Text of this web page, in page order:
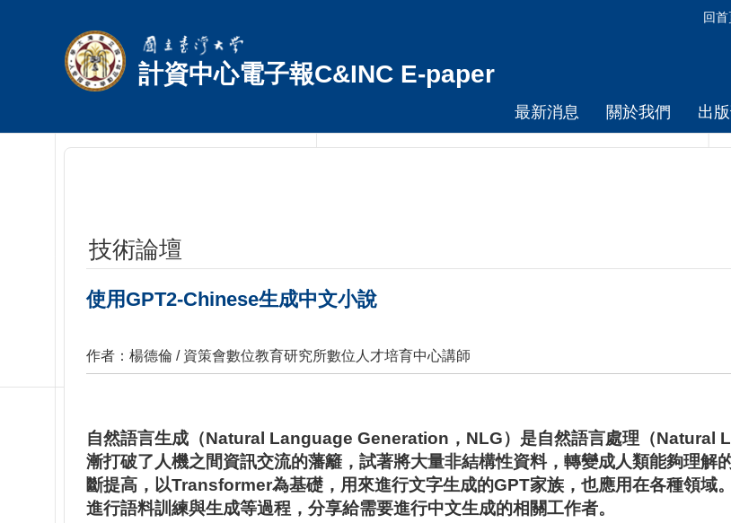
回首
計資中心電子報C&INC E-paper
最新消息 關於我們 出
技術論壇
使用GPT2-Chinese生成中文小說
作者：楊德倫 / 資策會數位教育研究所數位人才培育中心講師
自然語言生成（Natural Language Generation，NLG）是自然語言處理（
漸打破了人機之間資訊交流的藩籬，試著將大量非結構性資料，轉變成人類能夠理
斷提高，以Transformer為基礎，用來進行文字生成的GPT家族，也應用在各種領域
進行語料訓練與生成等過程，分享給需要進行中文生成的相關工作者。